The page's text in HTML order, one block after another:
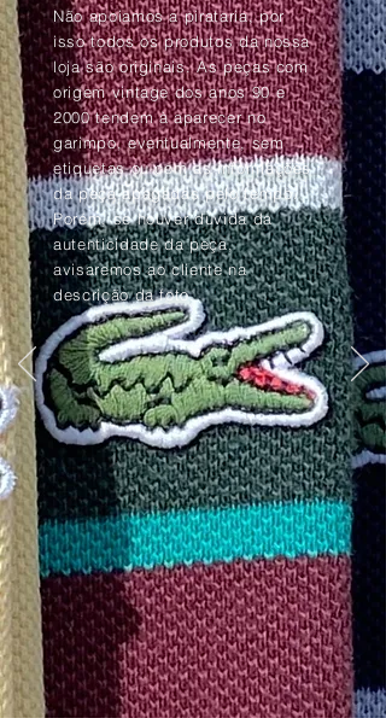
Não apoiamos a pirataria, por
isso todos os produtos da nossa
loja são originais. As peças com
origem vintage dos anos 90 e
2000 tendem à aparecer no
garimpo, eventualmente, sem
etiquetas ou com as informações
da peça apagadas pelo tempo.
Porém, se houver dúvida da
autenticidade da peça,
avisaremos ao cliente na
descrição da foto.